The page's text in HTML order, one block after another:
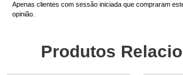
Apenas clientes com sessão iniciada que compraram
opinião.
Produtos